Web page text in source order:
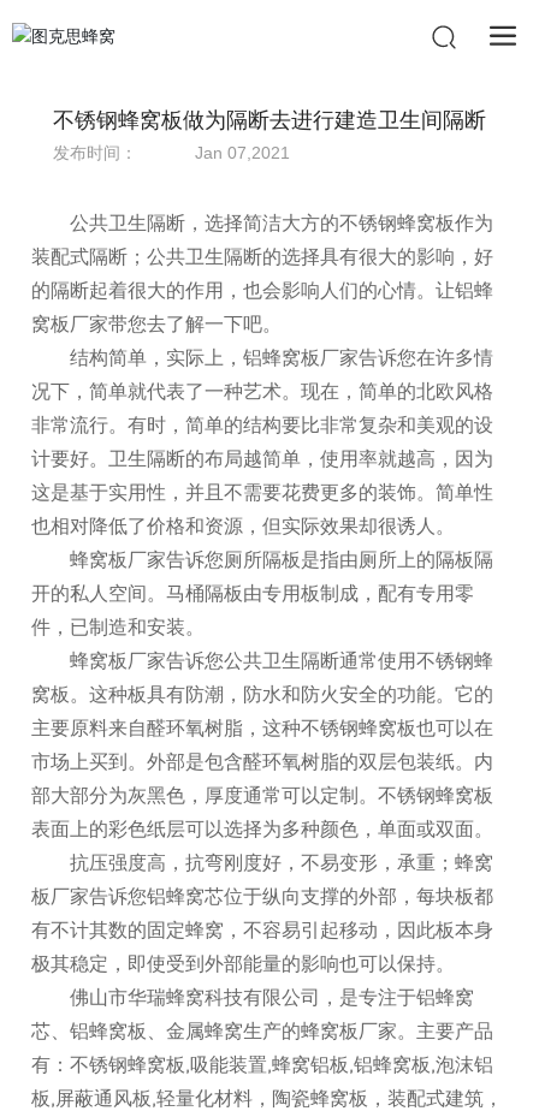
不锈钢蜂窝板做为隔断去进行建造卫生间隔断
发布时间： Jan 07,2021
公共卫生隔断，选择简洁大方的不锈钢蜂窝板作为
装配式隔断；公共卫生隔断的选择具有很大的影响，好
的隔断起着很大的作用，也会影响人们的心情。让铝蜂
窝板厂家带您去了解一下吧。
结构简单，实际上，铝蜂窝板厂家告诉您在许多情
况下，简单就代表了一种艺术。现在，简单的北欧风格
非常流行。有时，简单的结构要比非常复杂和美观的设
计要好。卫生隔断的布局越简单，使用率就越高，因为
这是基于实用性，并且不需要花费更多的装饰。简单性
也相对降低了价格和资源，但实际效果却很诱人。
蜂窝板厂家告诉您厕所隔板是指由厕所上的隔板隔
开的私人空间。马桶隔板由专用板制成，配有专用零
件，已制造和安装。
蜂窝板厂家告诉您公共卫生隔断通常使用不锈钢蜂
窝板。这种板具有防潮，防水和防火安全的功能。它的
主要原料来自醛环氧树脂，这种不锈钢蜂窝板也可以在
市场上买到。外部是包含醛环氧树脂的双层包装纸。内
部大部分为灰黑色，厚度通常可以定制。不锈钢蜂窝板
表面上的彩色纸层可以选择为多种颜色，单面或双面。
抗压强度高，抗弯刚度好，不易变形，承重；蜂窝
板厂家告诉您铝蜂窝芯位于纵向支撑的外部，每块板都
有不计其数的固定蜂窝，不容易引起移动，因此板本身
极其稳定，即使受到外部能量的影响也可以保持。
佛山市华瑞蜂窝科技有限公司，是专注于铝蜂窝
芯、铝蜂窝板、金属蜂窝生产的蜂窝板厂家。主要产品
有：不锈钢蜂窝板,吸能装置,蜂窝铝板,铝蜂窝板,泡沫铝
板,屏蔽通风板,轻量化材料，陶瓷蜂窝板，装配式建筑，